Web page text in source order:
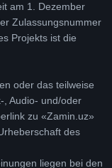
am 1. Dezember
Zulassungsnummer
Projekts ist die
oder das teilweise
, Audio- und/oder
zu «Zamin.uz»
des
liegen bei den